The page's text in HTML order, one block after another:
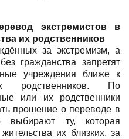
экстремистов в
их родственников
за экстремизм, а
гражданства запретят
учреждения ближе к
родственников. По
или их родственники
прошение о переводе в
выбирают ту, которая
их близких, за